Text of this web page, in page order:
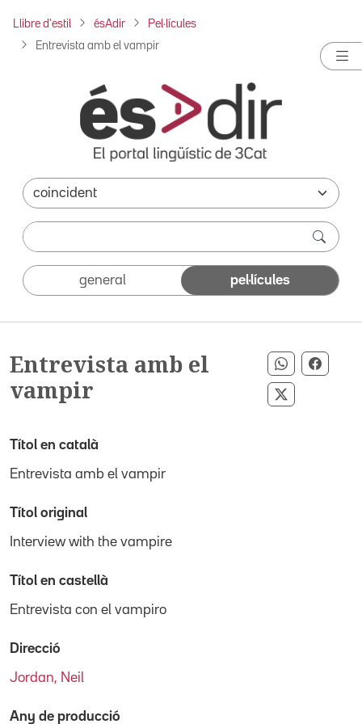
Llibre d'estil ésAdir Pel·lícules
Entrevista amb el vampir
general pel·lícules
Entrevista amb el
vampir
Compartir
Compartir
Títol en català
Entrevista amb el vampir
Títol original
Interview with the vampire
Títol en castellà
Entrevista con el vampiro
Direcció
Jordan, Neil
Any de producció